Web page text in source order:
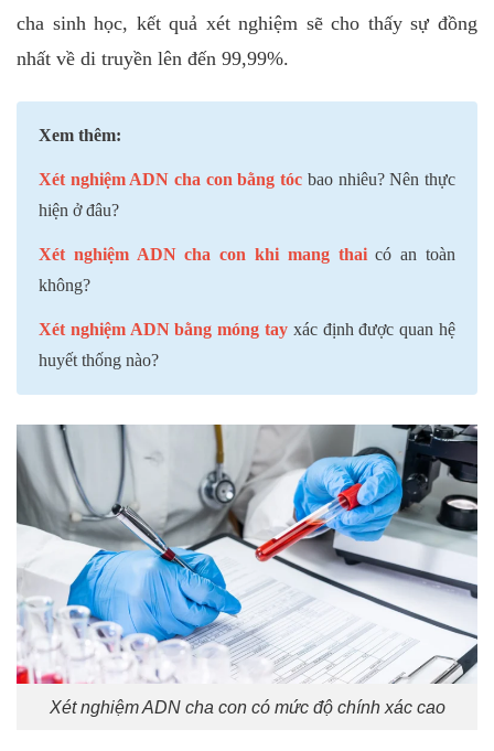
cha sinh học, kết quả xét nghiệm sẽ cho thấy sự đồng
nhất về di truyền lên đến 99,99%.
Xem thêm:
Xét nghiệm ADN cha con bằng tóc bao nhiêu? Nên thực
hiện ở đâu?
Xét nghiệm ADN cha con khi mang thaicó an toàn
không?
Xét nghiệm ADN bằng móng tay xác định được quan hệ
huyết thống nào?
Xét nghiệm ADN cha con có mức độ chính xác cao